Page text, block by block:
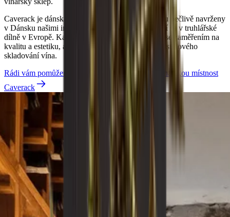
Caverack je dánská značka a všechny moduly jsou pečlivě navrženy
v Dánsku našimi interiérovými designéry. Vyrábějí se v truhlářské
dílně v Evropě. Každý stojan na víno je vytvořen se zaměřením na
kvalitu a estetiku, aby vyhovoval vašim potřebám stylového
skladování vína.
Rádi vám pomůžeme navrhnout a postavit vaši vinařskou místnost
Caverack